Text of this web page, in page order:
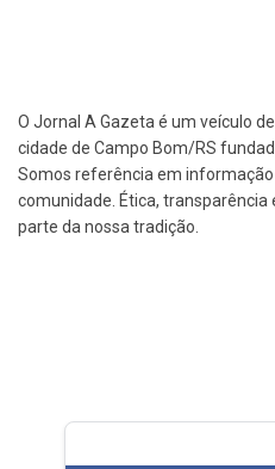
O Jornal A Gazeta é um veículo
cidade de Campo Bom/RS
Somos referência em
comunidade. Ética,
parte da nossa tradição.